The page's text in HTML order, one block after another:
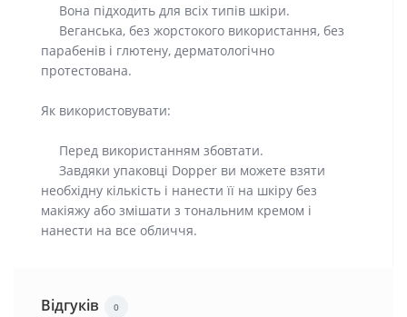
Вона підходить для всіх типів шкіри.
Веганська, без жорстокого використання, без
парабенів і глютену, дерматологічно
протестована.
Як використовувати:
Перед використанням збовтати.
Завдяки упаковці Dopper ви можете взяти
необхідну кількість і нанести її на шкіру без
макіяжу або змішати з тональним кремом і
нанести на все обличчя.
Відгуків 0